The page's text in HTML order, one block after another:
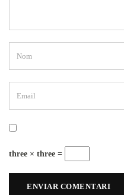
three × three =